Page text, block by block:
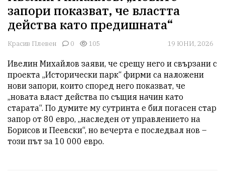
запори показват, че властта
действа като предишната“
Красив Плевен 0 105 19 ЮНИ, 2026
Ивелин Михайлов заяви, че срещу него и свързани с
проекта „Исторически парк“ фирми са наложени
нови запори, които според него показват, че
„новата власт действа по същия начин като
старата“. По думите му сутринта е бил погасен стар
запор от 80 евро, „наследен от управлението на
Борисов и Пеевски“, но вечерта е последвал нов –
този път за 10 000 евро.